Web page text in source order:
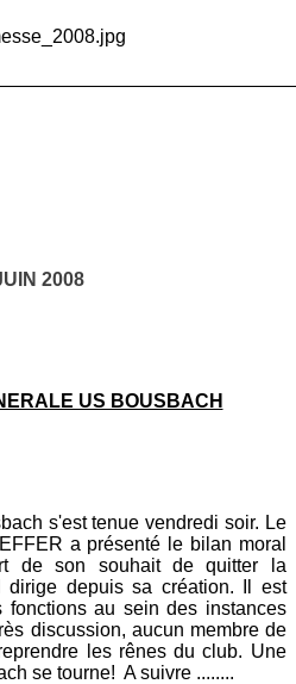
2008
US BOUSBACH
s'est tenue vendredi soir. Le
a présenté le bilan moral
de son souhait de quitter la
depuis sa création. Il est
fonctions au sein des instances
discussion, aucun membre de
les rênes du club. Une
se tourne! A suivre ........